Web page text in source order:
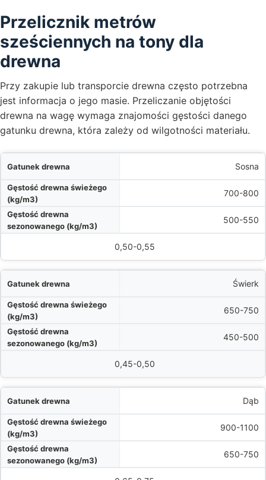
Przelicznik metrów
sześciennych na tony dla
drewna
Przy zakupie lub transporcie drewna często potrzebna
jest informacja o jego masie. Przeliczanie objętości
drewna na wagę wymaga znajomości gęstości danego
gatunku drewna, która zależy od wilgotności materiału.
Sosna
700-800
500-550
0,50-0,55
Świerk
650-750
450-500
0,45-0,50
Dąb
900-1100
650-750